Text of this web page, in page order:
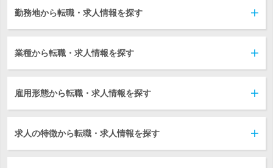
勤務地から転職・求人情報を探す
業種から転職・求人情報を探す
雇用形態から転職・求人情報を探す
求人の特徴から転職・求人情報を探す